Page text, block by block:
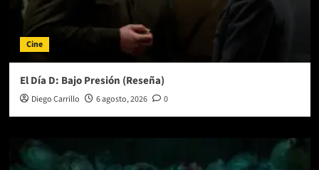
Cine
El Día D: Bajo Presión (Reseña)
Diego Carrillo 6 agosto, 2026 0